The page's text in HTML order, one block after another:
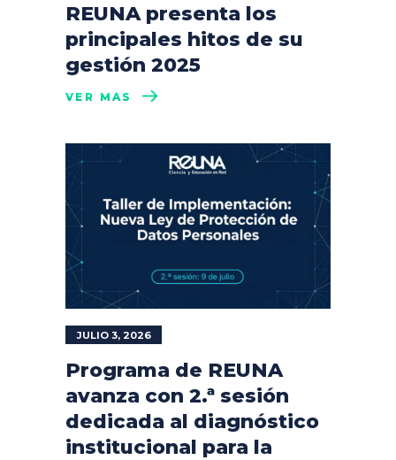
REUNA presenta los
principales hitos de su
gestión 2025
VER MÁS
JULIO 3, 2026
Programa de REUNA
avanza con 2.ª sesión
dedicada al diagnóstico
institucional para la